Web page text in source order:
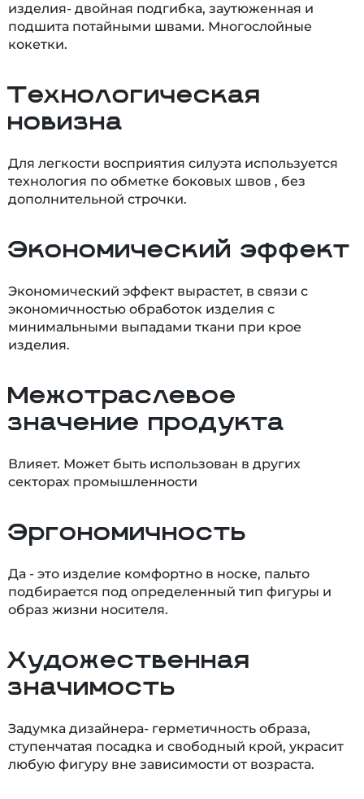
изделия- двойная подгибка, заутюженная и
подшита потайными швами. Многослойные
кокетки.
Технологическая
новизна
Для легкости восприятия силуэта используется
технология по обметке боковых швов , без
дополнительной строчки.
Экономический эффект
Экономический эффект вырастет, в связи с
экономичностью обработок изделия с
минимальными выпадами ткани при крое
изделия.
Межотраслевое
значение продукта
Влияет. Может быть использован в других
секторах промышленности
Эргономичность
Да - это изделие комфортно в носке, пальто
подбирается под определенный тип фигуры и
образ жизни носителя.
Художественная
значимость
Задумка дизайнера- герметичность образа,
ступенчатая посадка и свободный крой, украсит
любую фигуру вне зависимости от возраста.